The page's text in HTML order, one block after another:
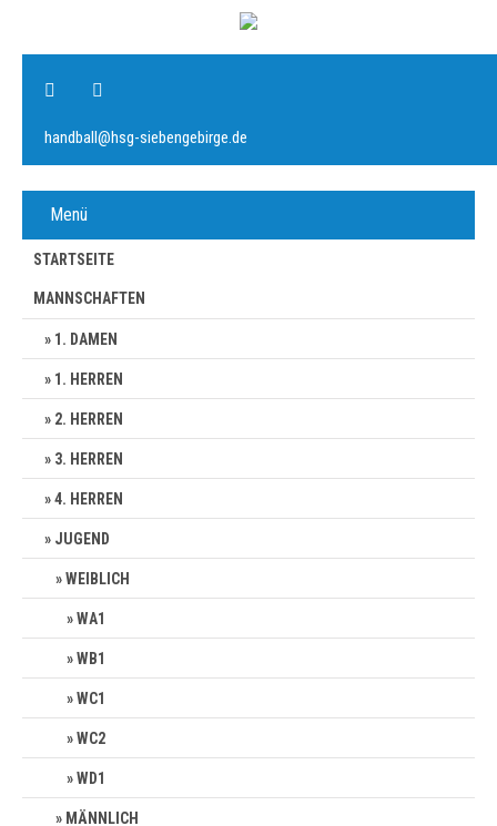
handball@hsg-siebengebirge.de
Menü
STARTSEITE
MANNSCHAFTEN
1. DAMEN
1. HERREN
2. HERREN
3. HERREN
4. HERREN
JUGEND
WEIBLICH
WA1
WB1
WC1
WC2
WD1
MÄNNLICH